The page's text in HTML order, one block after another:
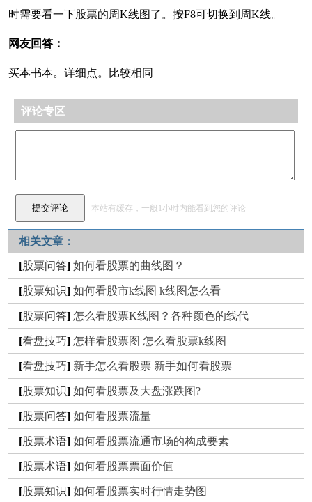
时需要看一下股票的周K线图了。按F8可切换到周K线。
网友回答：
买本书本。详细点。比较相同
评论专区
本站有缓存，一般1小时内能看到您的评论
相关文章：
[股票问答] 如何看股票的曲线图？
[股票知识] 如何看股市k线图 k线图怎么看
[股票问答] 怎么看股票K线图？各种颜色的线代
[看盘技巧] 怎样看股票图 怎么看股票k线图
[看盘技巧] 新手怎么看股票 新手如何看股票
[股票知识] 如何看股票及大盘涨跌图?
[股票问答] 如何看股票流量
[股票术语] 如何看股票流通市场的构成要素
[股票术语] 如何看股票票面价值
[股票知识] 如何看股票实时行情走势图